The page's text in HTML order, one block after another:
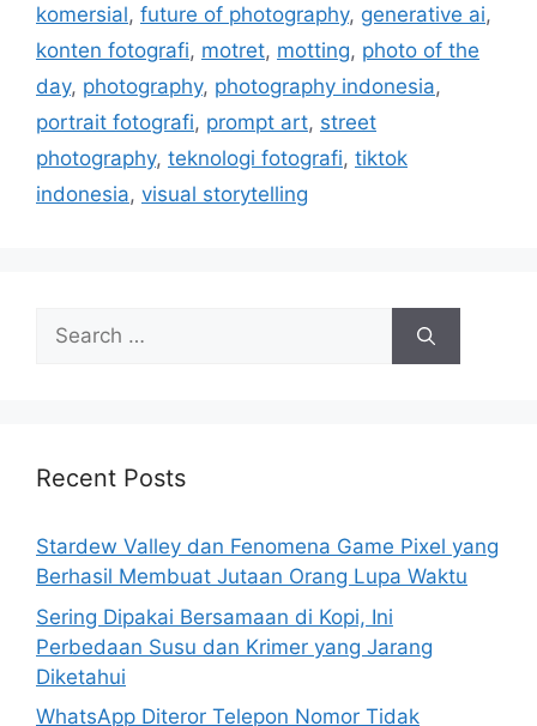
o
r
i
s
s
komersial, future of photography, generative ai,
konten fotografi, motret, motting, photo of the
day, photography, photography indonesia,
portrait fotografi, prompt art, street
photography, teknologi fotografi, tiktok
indonesia, visual storytelling
h
r
:
Recent Posts
Stardew Valley dan Fenomena Game Pixel yang
Berhasil Membuat Jutaan Orang Lupa Waktu
Sering Dipakai Bersamaan di Kopi, Ini
Perbedaan Susu dan Krimer yang Jarang
Diketahui
WhatsApp Diteror Telepon Nomor Tidak